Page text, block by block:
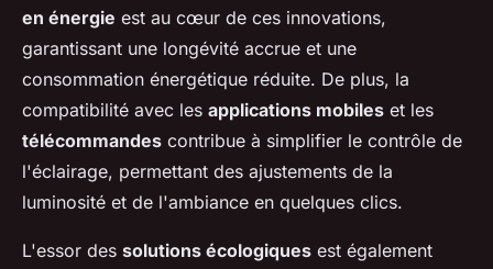
en énergie est au cœur de ces innovations,
garantissant une longévité accrue et une
consommation énergétique réduite. De plus, la
compatibilité avec les applications mobiles et les
télécommandes contribue à simplifier le contrôle de
l'éclairage, permettant des ajustements de la
luminosité et de l'ambiance en quelques clics.
L'essor des solutions écologiques est également